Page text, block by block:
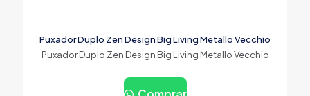
Puxador Duplo Zen Design Big Living Metallo Vecchio
Puxador Duplo Zen Design Big Living Metallo Vecchio